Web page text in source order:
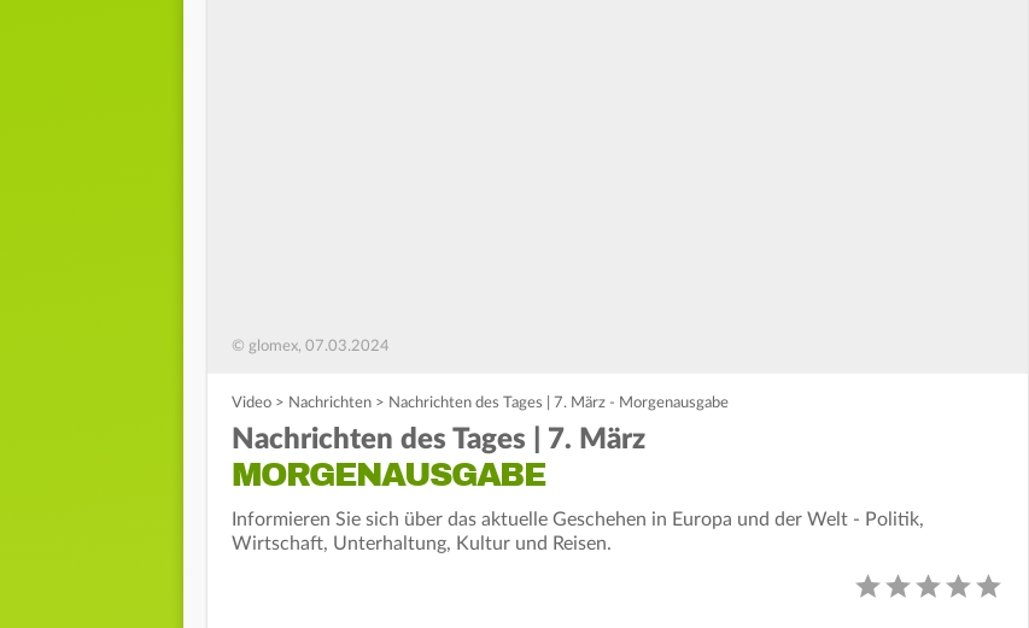
© glomex, 07.03.2024
Video > Nachrichten > Nachrichten des Tages | 7. März - Morgenausgabe
Nachrichten des Tages | 7. März
MORGENAUSGABE
Informieren Sie sich über das aktuelle Geschehen in Europa und der Welt - Politik,
Wirtschaft, Unterhaltung, Kultur und Reisen.